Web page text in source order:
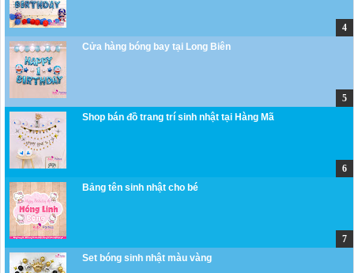
Cửa hàng bóng bay tại Long Biên
Shop bán đồ trang trí sinh nhật tại Hàng Mã
Bảng tên sinh nhật cho bé
Set bóng sinh nhật màu vàng